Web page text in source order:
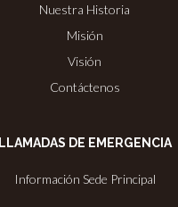
Nuestra Historia
Misión
Visión
Contáctenos
LLAMADAS DE EMERGENCIA
Información Sede Principal